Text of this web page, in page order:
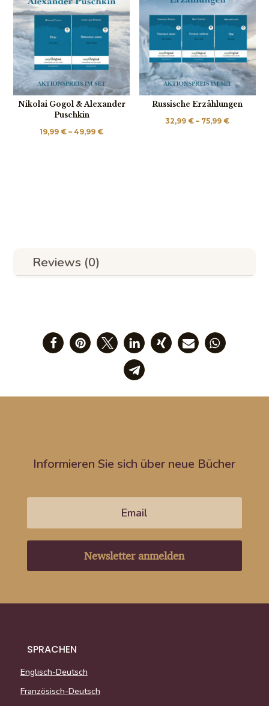
Nikolai Gogol & Alexander
Puschkin
19,99€ – 49,99€Price
Russische Erzählungen
32,99€ – 75,99€Price
Reviews (0)
Informieren Sie sich über neue Bücher
Newsletter anmelden
SPRACHEN
Englisch-Deutsch
Französisch-Deutsch